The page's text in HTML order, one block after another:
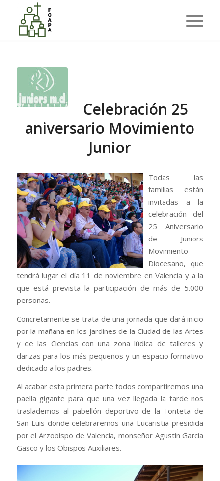
Últimas entradas
Usted está aquí:
Celebración 25 aniversario Movimiento Junior
Celebración 25
aniversario Movimiento
Junior
Todas las
familias están
invitadas a la
celebración del
25 Aniversario
de Juniors
Movimiento
Diocesano, que
tendrá lugar el día 11 de noviembre en Valencia y a la
que está prevista la participación de más de 5.000
personas.
Concretamente se trata de una jornada que dará inicio
por la mañana en los jardines de la Ciudad de las Artes
y de las Ciencias con una zona lúdica de talleres y
danzas para los más pequeños y un espacio formativo
dedicado a los padres.
Al acabar esta primera parte todos compartiremos una
paella gigante para que una vez llegada la tarde nos
traslademos al pabellón deportivo de la Fonteta de
San Luís donde celebraremos una Eucaristía presidida
por el Arzobispo de Valencia, monseñor Agustín García
Gasco y los Obispos Auxiliares.